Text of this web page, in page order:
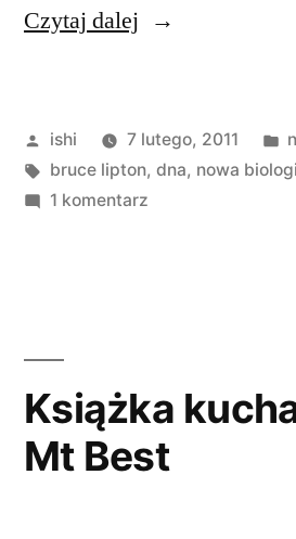
Czytaj dalej „Bruce
biologia”
Opublikowane
przez
ishi 7 lutego, 2011
Tagi:
bruce lipton, dna, nowa
1 komentarzdo
Książka
Mt Best